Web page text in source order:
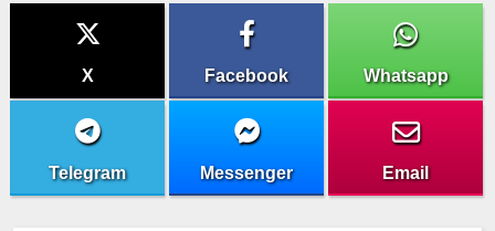
X Facebook Whatsapp
Telegram Messenger Email